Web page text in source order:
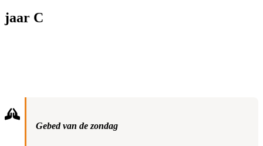
jaar C
Gebed van de zondag